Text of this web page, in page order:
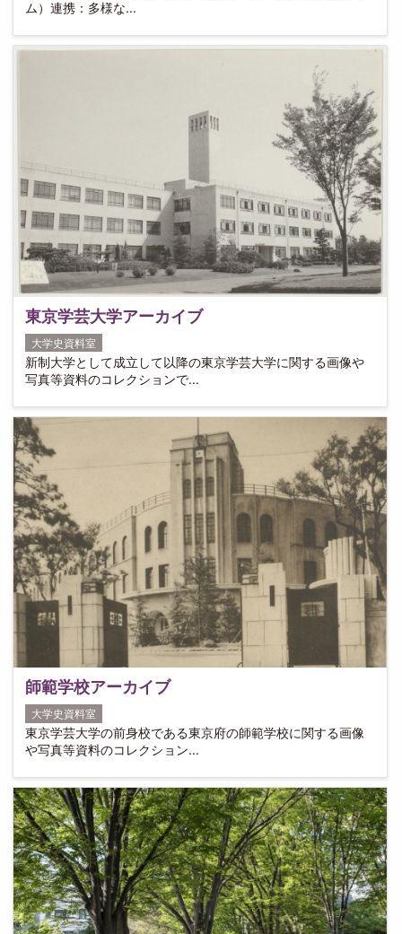
ム）連携：多様な...
東京学芸大学アーカイブ
大学史資料室
新制大学として成立して以降の東京学芸大学に関する画像や
写真等資料のコレクションで...
師範学校アーカイブ
大学史資料室
東京学芸大学の前身校である東京府の師範学校に関する画像
や写真等資料のコレクション...